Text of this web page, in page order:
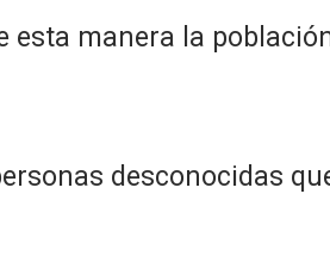
esta manera la
desconocidas